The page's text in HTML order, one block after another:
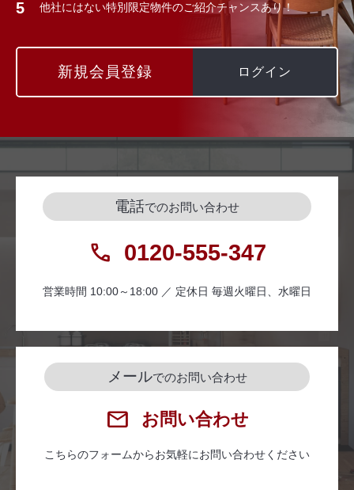
他社にはない特別限定物件のご紹介チャンスあり！
新規会員登録 ログイン
電話でのお問い合わせ
0120-555-347
営業時間 10:00～18:00 ／ 定休日 毎週火曜日、水曜日
メールでのお問い合わせ
お問い合わせ
こちらのフォームからお気軽にお問い合わせください